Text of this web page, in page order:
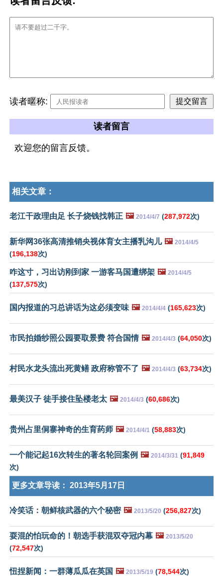
读者暱称:
读者留言
欢迎您的留言反馈。
相关文章：
老江干政理由足 长子烧钱找韩正 🖼️ 2014/4/7 (287,972次)
新华网36张高清推销央视体育女主播乳沟儿 🖼️ 2014/4/5
(196,138次)
咋这寸，习出访刚到家 一游客马国遭绑架 🖼️ 2014/4/5
(137,575次)
国内报道的习总讲话为这必须变味 🖼️ 2014/4/4 (165,623次)
市民拍婚纱照公园要取景费 符合国情 🖼️ 2014/4/3 (64,050次)
村民水龙头流出死黄鳝 政府称管不了 🖼️ 2014/4/3 (63,734次)
最美汉子 徒手接住坠楼老太 🖼️ 2014/4/3 (60,686次)
贵州占里侗寨神奇的生育药师 🖼️ 2014/4/1 (58,883次)
一个能记起16次转生的著名轮回案例 🖼️ 2014/3/31 (91,849
次)
更多文章导读： 2013年5月17日
冷笑话：朝鲜核武器的六个秘密 🖼️ 2013/5/20 (256,827次)
耍混的怕玩命的！朝选手获混双夺冠内幕 🖼️ 2013/5/20
(72,547次)
忸捏新闻：一群薄瓜瓜在英国 🖼️ 2013/5/19 (78,544次)